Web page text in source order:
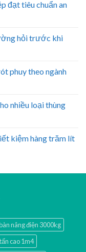
đạt tiêu chuẩn an
hỏi trước khi
phuy theo ngành
nhiều loại thùng
kiệm hàng trăm lít
nâng điện 3000kg
cao 1m4